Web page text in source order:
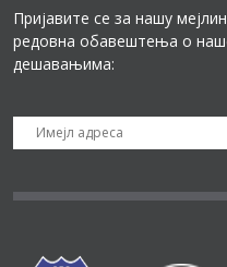
Пријавите се за нашу
редовна обавештења о
дешавањима: